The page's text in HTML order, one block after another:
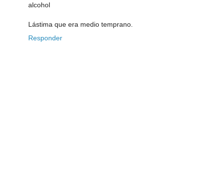
alcohol
Lástima que era medio temprano.
Responder